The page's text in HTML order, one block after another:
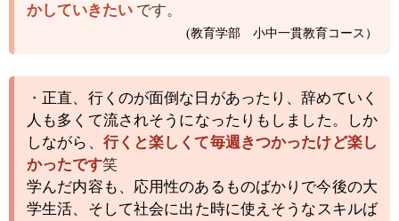
かしていきたい です。
(教育学部 小中一貫教育コース）
・ 正直、行くのが面倒な日があったり、辞めていく
人も多くて流されそうになったりもしました。しか
しながら、 行くと楽しくて毎週きつかったけど楽し
かったです笑
学んだ内容も、応用性のあるものばかりで今後の大
学生活、そして社会に出た時に使えそうなスキルば